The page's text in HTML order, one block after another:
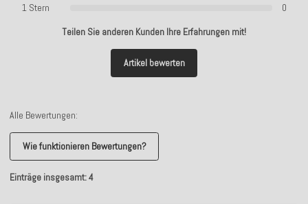
1 Stern
0
Teilen Sie anderen Kunden Ihre Erfahrungen mit!
Artikel bewerten
Alle Bewertungen:
Wie funktionieren Bewertungen?
Einträge insgesamt: 4